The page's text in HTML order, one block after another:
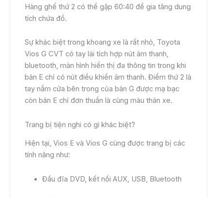
Hàng ghế thứ 2 có thể gập 60:40 để gia tăng dung
tích chứa đồ.
Sự khác biệt trong khoang xe là rất nhỏ, Toyota
Vios G CVT có tay lái tích hợp nút âm thanh,
bluetooth, màn hình hiển thị đa thông tin trong khi
bản E chỉ có nút điều khiển âm thanh. Điểm thứ 2 là
tay nắm cửa bên trong của bản G được mạ bạc
còn bản E chỉ đơn thuần là cùng màu thân xe.
Trang bị tiện nghi có gì khác biệt?
Hiện tại, Vios E và Vios G cùng được trang bị các
tính năng như:
Đầu đĩa DVD, kết nối AUX, USB, Bluetooth